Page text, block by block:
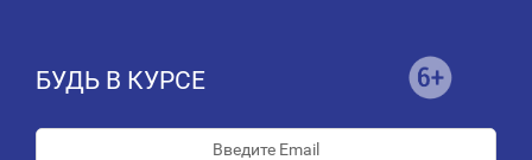
БУДЬ В КУРСЕ